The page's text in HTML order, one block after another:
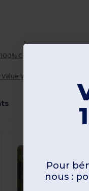
Coton Lady-Fit
Weight
Pour
nous :